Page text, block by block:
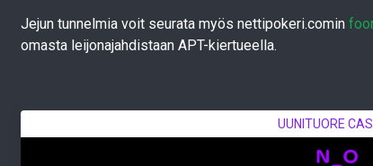
Jejun tunnelmia voit seurata myös nettipokeri.comin
omasta leijonajahdistaan APT-kiertueella.
UUNITUORE